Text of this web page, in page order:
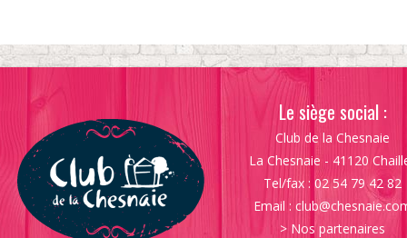
Le siège social :
Club de la Chesnaie
La Chesnaie - 41120
Tel/fax : 02 54 79 42 82
Email :
> Nos partenaires